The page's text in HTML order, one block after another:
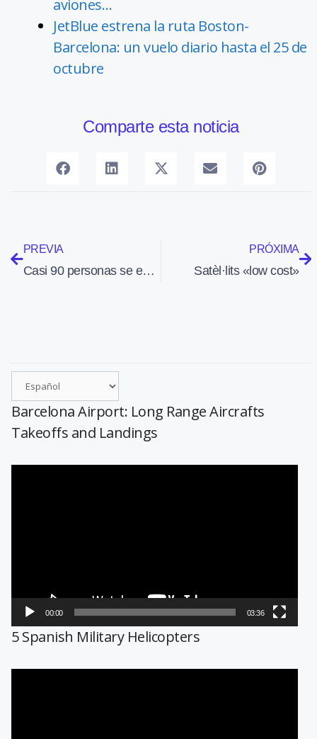
aviones…
JetBlue estrena la ruta Boston-
Barcelona: un vuelo diario hasta el 25 de
octubre
Comparte esta noticia
PREVIA
Casi 90 personas se examinan en Sabadell de la teoría del curso PPL
PRÓXIMA
Satèl·lits «low cost»
Barcelona Airport: Long Range Aircrafts
Takeoffs and Landings
00:00 03:36
5 Spanish Military Helicopters